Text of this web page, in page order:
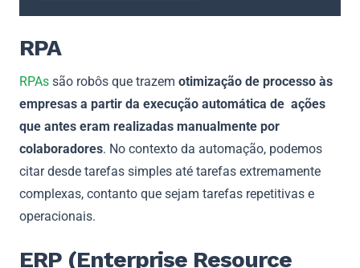
RPA
RPAs são robôs que trazem otimização de processo às
empresas a partir da execução automática de ações
que antes eram realizadas manualmente por
colaboradores. No contexto da automação, podemos
citar desde tarefas simples até tarefas extremamente
complexas, contanto que sejam tarefas repetitivas e
operacionais.
ERP (Enterprise Resource